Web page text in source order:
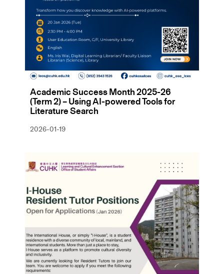
Academic Success Month 2025-26
(Term 2) – Using AI-powered Tools for
Literature Search
2026-01-19